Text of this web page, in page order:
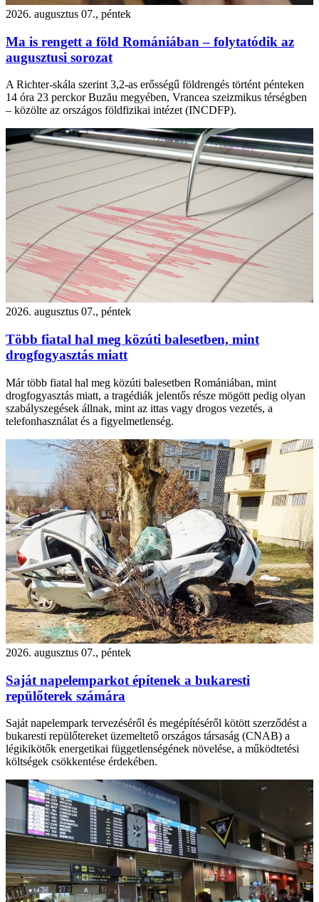
2026. augusztus 07., péntek
Ma is rengett a föld Romániában – folytatódik az
augusztusi sorozat
A Richter-skála szerint 3,2-as erősségű földrengés történt pénteken
14 óra 23 perckor Buzău megyében, Vrancea szeizmikus térségben
– közölte az országos földfizikai intézet (INCDFP).
2026. augusztus 07., péntek
Több fiatal hal meg közúti balesetben, mint
drogfogyasztás miatt
Már több fiatal hal meg közúti balesetben Romániában, mint
drogfogyasztás miatt, a tragédiák jelentős része mögött pedig olyan
szabályszegések állnak, mint az ittas vagy drogos vezetés, a
telefonhasználat és a figyelmetlenség.
2026. augusztus 07., péntek
Saját napelemparkot építenek a bukaresti
repülőterek számára
Saját napelempark tervezéséről és megépítéséről kötött szerződést a
bukaresti repülőtereket üzemeltető országos társaság (CNAB) a
légikikötők energetikai függetlenségének növelése, a működtetési
költségek csökkentése érdekében.